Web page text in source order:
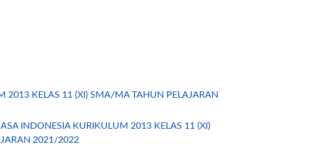
2013 KELAS 11 (XI) SMA/MA TAHUN PELAJARAN
INDONESIA KURIKULUM 2013 KELAS 11 (XI)
2021/2022